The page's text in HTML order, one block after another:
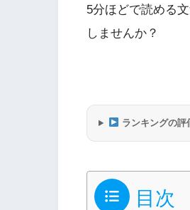
5分ほどで読める
しませんか？
ランキングの評
目次